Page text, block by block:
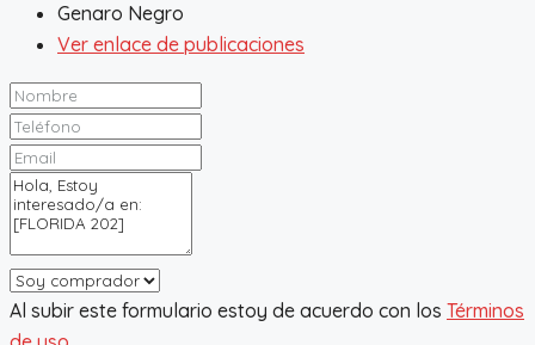
Genaro Negro
Ver enlace de publicaciones
Al subir este formulario estoy de acuerdo con los Términos